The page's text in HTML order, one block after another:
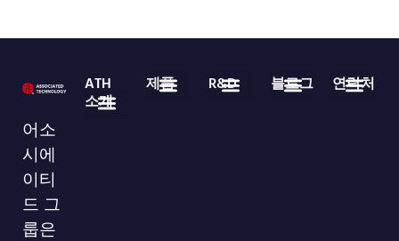
어소
시에
이티
드 그
룹은
ATH
소개
제품 R&D 블로그 연락처